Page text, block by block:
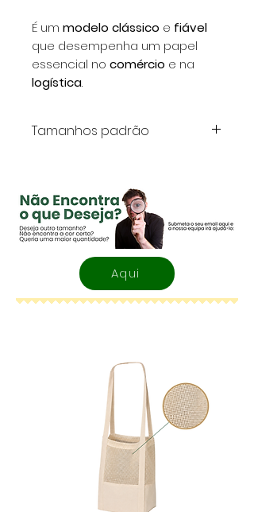
É um modelo clássico e fiável
que desempenha um papel
essencial no comércio e na
logística.
Tamanhos padrão
disponíveis em uma
variedade de tamanhos
padrão para atender a
diferentes necessidades. Os
tamanhos são especificados
por três dimensões:
Aqui